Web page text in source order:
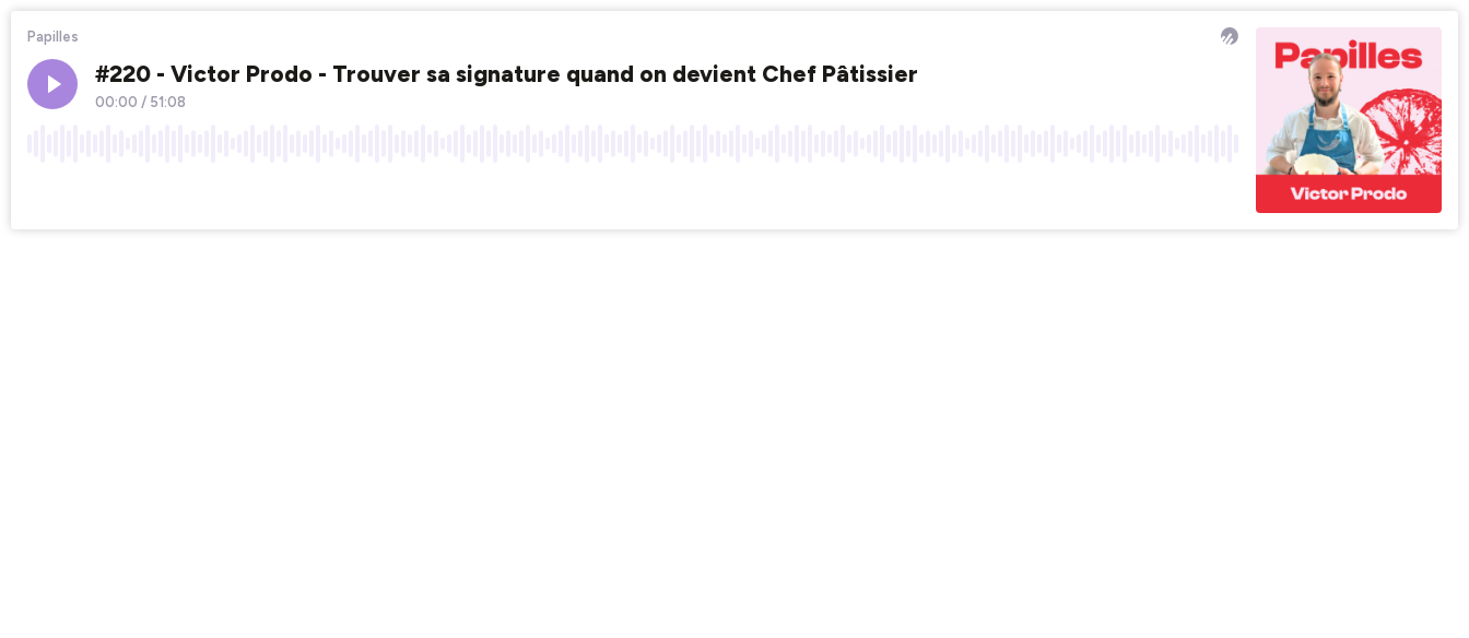
Papilles
#220 - Victor Prodo - Trouver sa signature quand on devient Chef Pâtissier
00:00 / 51:08